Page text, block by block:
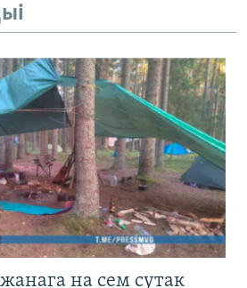
на сем сутак